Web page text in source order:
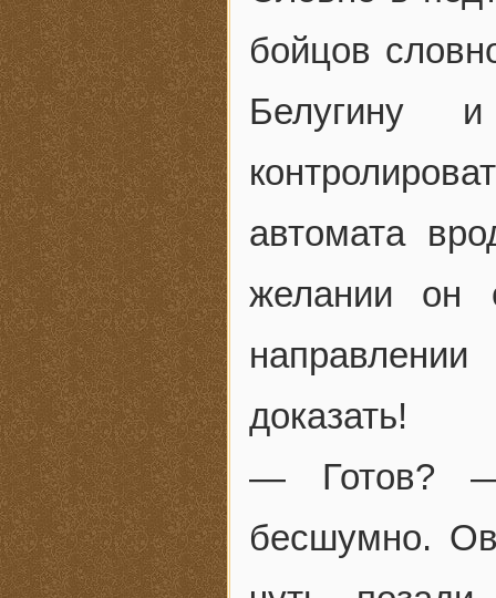
бойцов
Белугину
автомата
желании он
доказать!
— Готов? —
бесшумно.